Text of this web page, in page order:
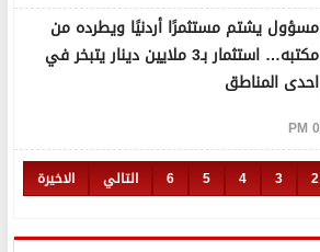
مسؤول يشتم مستثمرًا أردنيًا ويطرده من
مكتبه… استثمار بـ3 ملايين دينار يتبخر في
احدى المناطق
2
3
4
5
6 التالي الاخيرة